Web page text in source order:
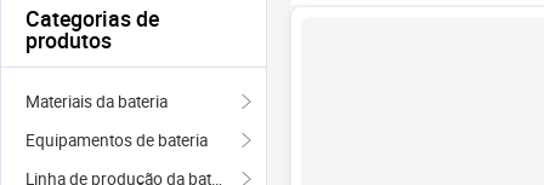
Categorias de
produtos
Materiais da bateria
Equipamentos de bateria